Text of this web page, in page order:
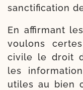
sanc­ti­fi­ca­tion
En affir­mant
vou­lons
civile le droit
les
utiles au bien